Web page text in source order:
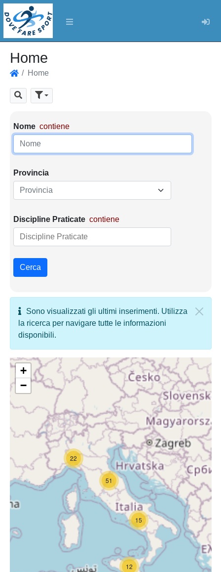
Home
Home
CercaParametri di ricerca
Nome contiene
Provincia
Provincia
Discipline Praticate contiene
Cerca
Sono visualizzati gli ultimi inserimenti. Utilizza
la ricerca per navigare tutte le informazioni
disponibili.
15
12
22
51
+
−